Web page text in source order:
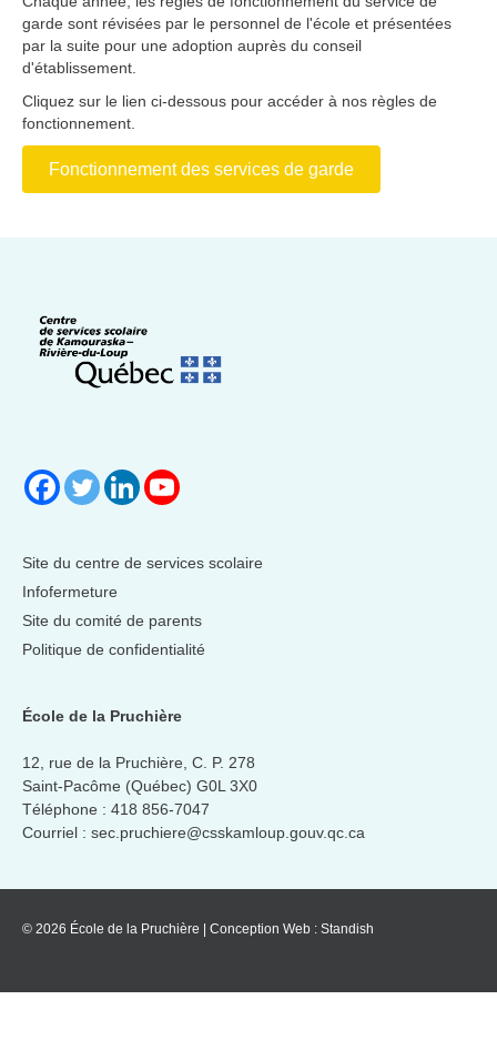
garde sont révisées par le personnel de l'école et présentées
par la suite pour une adoption auprès du conseil
d'établissement.
Cliquez sur le lien ci-dessous pour accéder à nos règles de
fonctionnement.
Fonctionnement des services de garde
Site du centre de services scolaire
Infofermeture
Site du comité de parents
Politique de confidentialité
École de la Pruchière
12, rue de la Pruchière, C. P. 278
Saint-Pacôme (Québec) G0L 3X0
Téléphone : 418 856-7047
Courriel : sec.pruchiere@csskamloup.gouv.qc.ca
© 2026 École de la Pruchière | Conception Web : Standish